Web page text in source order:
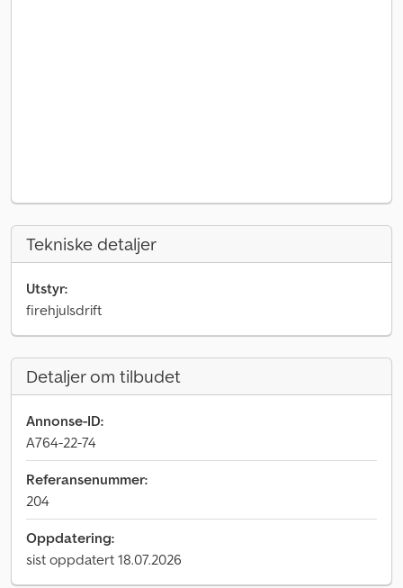
Tekniske detaljer
Utstyr:
firehjulsdrift
Detaljer om tilbudet
Annonse-ID:
A764-22-74
Referansenummer:
204
Oppdatering:
sist oppdatert 18.07.2026